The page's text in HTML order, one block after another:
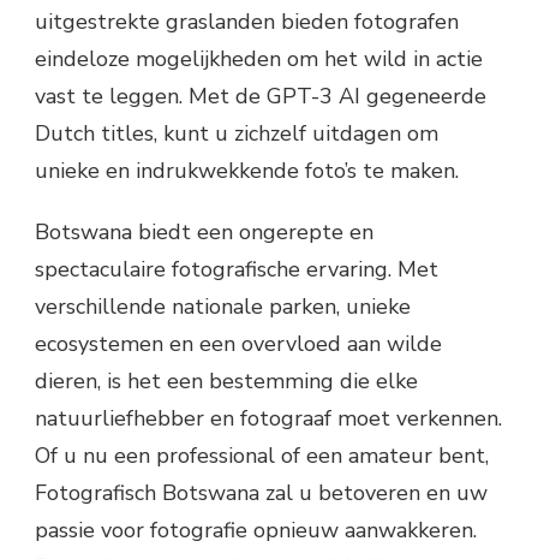
uitgestrekte graslanden bieden fotografen
eindeloze mogelijkheden om het wild in actie
vast te leggen. Met de GPT-3 AI gegeneerde
Dutch titles, kunt u zichzelf uitdagen om
unieke en indrukwekkende foto’s te maken.
Botswana biedt een ongerepte en
spectaculaire fotografische ervaring. Met
verschillende nationale parken, unieke
ecosystemen en een overvloed aan wilde
dieren, is het een bestemming die elke
natuurliefhebber en fotograaf moet verkennen.
Of u nu een professional of een amateur bent,
Fotografisch Botswana zal u betoveren en uw
passie voor fotografie opnieuw aanwakkeren.